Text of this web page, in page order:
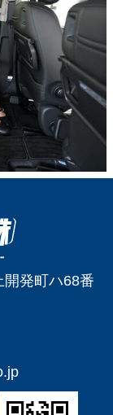
開発町ハ68番